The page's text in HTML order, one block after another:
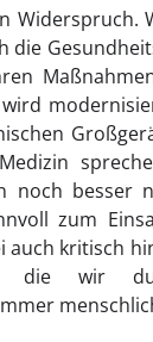
Widerspruch.
die
noch besser
zum
kritisch
die wir